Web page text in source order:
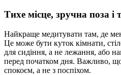
Тихе місце, зручна поза і
Найкраще медитувати там, де
Це може бути куток кімнати,
для сидіння, а не лежання, або
перед початком дня. Важливо,
спокоєм, а не з поспіхом.